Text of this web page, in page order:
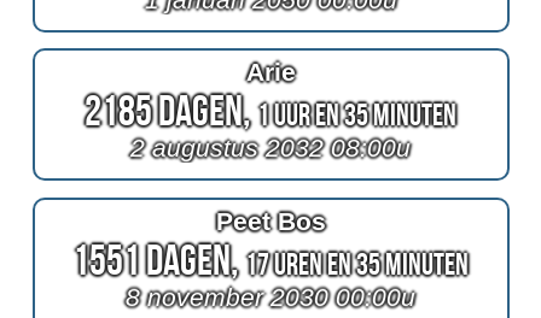
Arie
2185 Dagen,1 Uur en 35 Minuten
2 augustus 2032 08:00u
Peet Bos
1551 Dagen,17 Uren en 35 Minuten
8 november 2030 00:00u